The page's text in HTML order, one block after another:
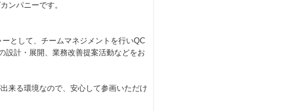
ンパニーです。
として、チームマネジメントを行いQC
設計・展開、業務改善提案活動などをお
来る環境なので、安心して参画いただけ